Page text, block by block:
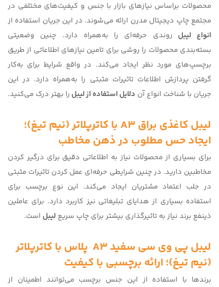
محصولات براساس نیازهای بازار با جنس و کیفیت‌های مختلفی در
مجتمع چاپ دیجیتال مدرن ارائه می‌شوند. در این جریان استفاده از
انواع لیبل روندی حرفه‌ای را به‌همراه دارد. چنین وضعیتی
بسته‌بندی محصولات را روشی برای تامین نیازهای اطلاعاتی از طریق
برچسپ‌های مورد نظر ایجاد می‌کند. در واقع شرایط برای به‌کار
گرفتن پردازش اطلاعات تاثیرات مثبتی را به‌همراه دارد. در این
جریان با شناخت انواع آن دلایل استفاده از لیبل را بهتر درک می‌کنید.
لیبل کاغذی براق A3 با کاترپلاتر (نیم تیغ)
؛
ایجاد حس مطلوب در ذهن مخاطب
برای بسیاری از محصولات نیاز به اطلاعاتی دقیق برای درگیر کردن
مخاطبین دارید. در چنین شرایطی حرفه‌ای عمل کردن تاثیرات مثبتی
در جلب اعتماد مشتریان ایجاد می‌کند. این نوع برچسب برای
استفاده بسیاری از هدایای تبلیغاتی نیز کاربرد دارد. برای عاملین
ذینفع برند نیاز به تاثیرگذاری بیشتر برای چاپ سریع لیبل است.
لیبل پی وی سی سفید A3 پلاس با کاترپلاتر
(نیم تیغ)؛ ارائه برچسبی با کیفیت
برندها با استفاده از این جنس برچسب می‌توانند اطمینان از